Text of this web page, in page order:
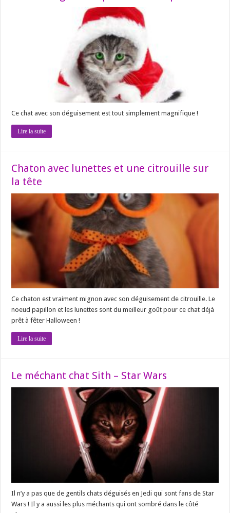
Ce chat avec son déguisement est tout simplement magnifique !
Lire la suite
Chaton avec lunettes et une citrouille sur
la tête
Ce chaton est vraiment mignon avec son déguisement de citrouille. Le
noeud papillon et les lunettes sont du meilleur goût pour ce chat déjà
prêt à fêter Halloween !
Lire la suite
Le méchant chat Sith – Star Wars
Il n’y a pas que de gentils chats déguisés en Jedi qui sont fans de Star
Wars ! Il y a aussi les plus méchants qui ont sombré dans le côté